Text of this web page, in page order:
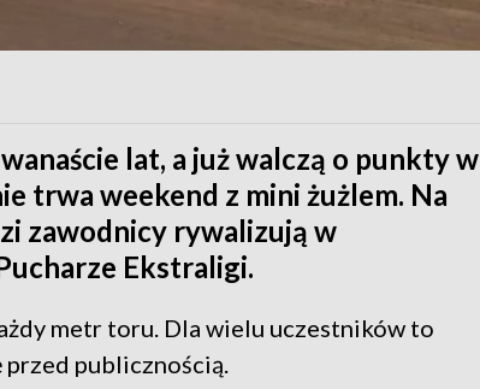
lat, a już walczą o punkty w
trwa weekend z mini żużlem. Na
zawodnicy rywalizują w
Ekstraligi.
metr toru. Dla wielu uczestników to
publicznością.